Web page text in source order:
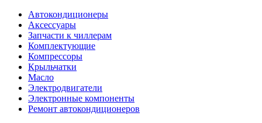
Автокондиционеры
Аксессуары
Запчасти к чиллерам
Комплектующие
Компрессоры
Крыльчатки
Масло
Электродвигатели
Электронные компоненты
Ремонт автокондиционеров